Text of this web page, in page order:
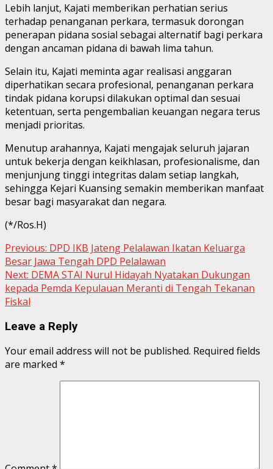
Lebih lanjut, Kajati memberikan perhatian serius
terhadap penanganan perkara, termasuk dorongan
penerapan pidana sosial sebagai alternatif bagi perkara
dengan ancaman pidana di bawah lima tahun.
Selain itu, Kajati meminta agar realisasi anggaran
diperhatikan secara profesional, penanganan perkara
tindak pidana korupsi dilakukan optimal dan sesuai
ketentuan, serta pengembalian keuangan negara terus
menjadi prioritas.
Menutup arahannya, Kajati mengajak seluruh jajaran
untuk bekerja dengan keikhlasan, profesionalisme, dan
menjunjung tinggi integritas dalam setiap langkah,
sehingga Kejari Kuansing semakin memberikan manfaat
besar bagi masyarakat dan negara.
(*/Ros.H)
Continue
Reading
Previous: DPD IKB Jateng Pelalawan Ikatan Keluarga
Besar Jawa Tengah DPD Pelalawan
Next: DEMA STAI Nurul Hidayah Nyatakan Dukungan
kepada Pemda Kepulauan Meranti di Tengah Tekanan
Fiskal
Leave a Reply
Your email address will not be published. Required fields
are marked *